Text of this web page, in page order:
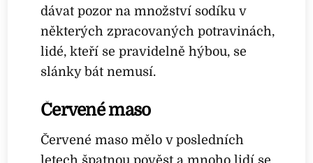
dávat pozor na množství sodíku v
některých zpracovaných potravinách,
lidé, kteří se pravidelně hýbou, se
slánky bát nemusí.
Červené maso
Červené maso mělo v posledních